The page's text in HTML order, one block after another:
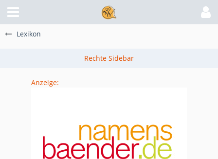
Lexikon
Anzeige: